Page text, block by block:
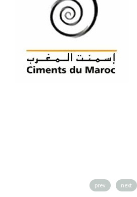
prev next